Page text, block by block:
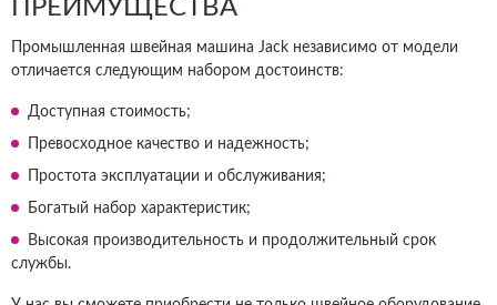
ПРЕИМУЩЕСТВА
Промышленная швейная машина Jack независимо от модели
отличается следующим набором достоинств:
Доступная стоимость;
Превосходное качество и надежность;
Простота эксплуатации и обслуживания;
Богатый набор характеристик;
Высокая производительность и продолжительный срок
службы.